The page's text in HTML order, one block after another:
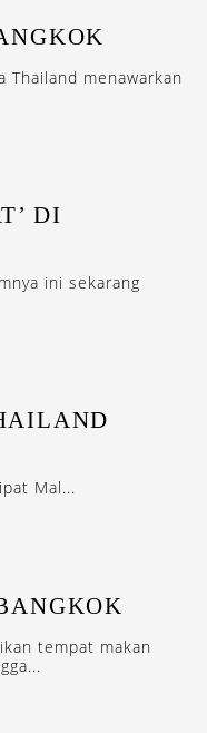
Thailand menawarkan
DI
ini sekarang
Mal...
tempat makan